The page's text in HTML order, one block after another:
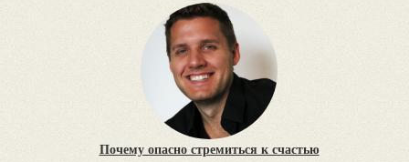
Почему опасно стремиться к счастью